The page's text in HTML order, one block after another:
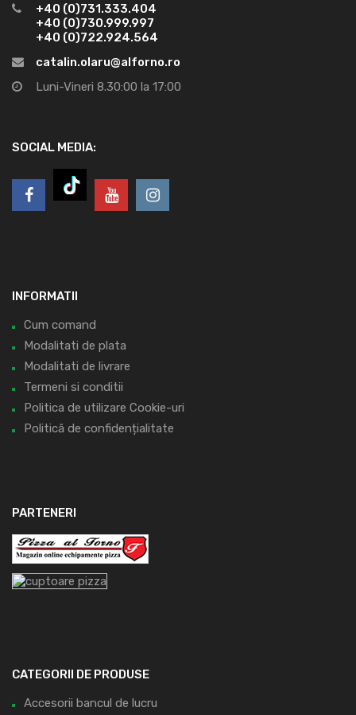
+40 (0)731.333.404
+40 (0)730.999.997
+40 (0)722.924.564
catalin.olaru@alforno.ro
Luni-Vineri 8.30:00 la 17:00
SOCIAL MEDIA:
INFORMATII
Cum comand
Modalitati de plata
Modalitati de livrare
Termeni si conditii
Politica de utilizare Cookie-uri
Politică de confidențialitate
PARTENERI
CATEGORII DE PRODUSE
Accesorii bancul de lucru